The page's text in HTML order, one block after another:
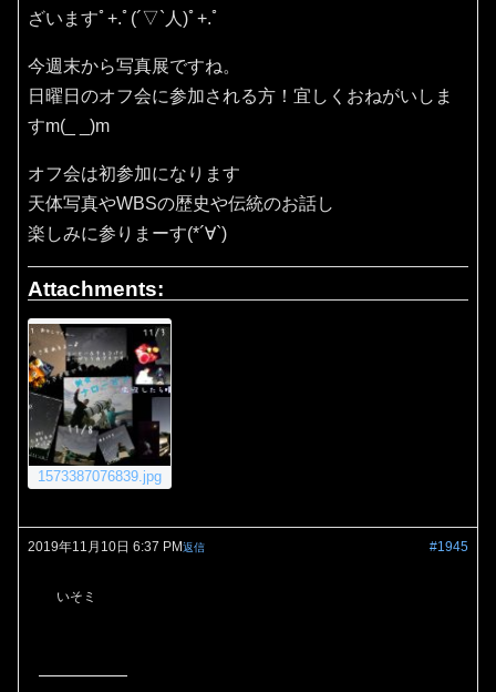
ざいますﾟ+.ﾟ(´▽`人)ﾟ+.ﾟ
今週末から写真展ですね。
日曜日のオフ会に参加される方！宜しくおねがいしま
すm(_ _)m
オフ会は初参加になります
天体写真やWBSの歴史や伝統のお話し
楽しみに参りまーす(*´∀`)
Attachments:
1573387076839.jpg
2019年11月10日 6:37 PM #1945
返信
いそミ